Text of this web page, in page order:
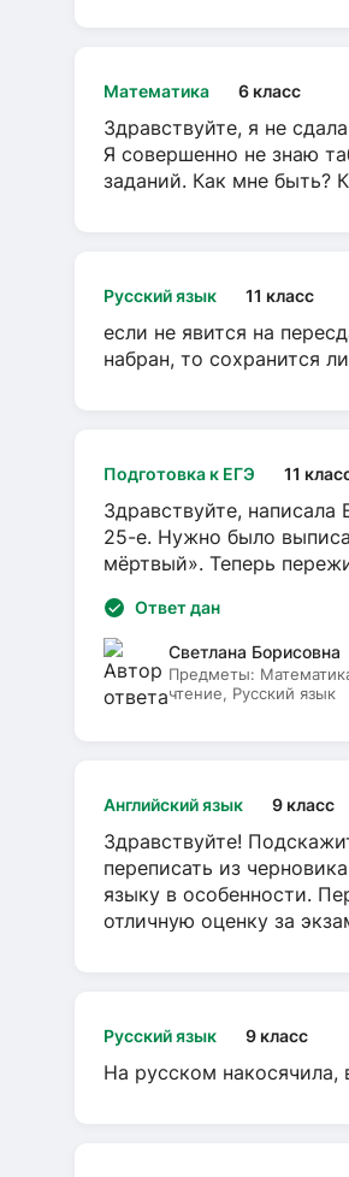
Математика 6 класс
Здравствуйте, я не
Я совершенно не знаю
заданий. Как мне быть?
Русский язык 11 класс
если не явится на
набран, то сохранится
Подготовка к ЕГЭ 11
Здравствуйте,
25-е. Нужно было
мёртвый». Теперь
Ответ дан
Светлана Борисовна
Предметы:
чтение, Русский язык
Английский язык 9 класс
Здравствуйте!
переписать из
языку в особенности.
отличную оценку за
Русский язык 9 класс
На русском накосячила,